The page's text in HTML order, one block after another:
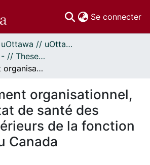
Se connecter
Thèses uOttawa // uOttawa Theses
- Thèses, 2011 - // Theses, 2011 -
Environnement organisationnel, stress et état de santé des cadres supérieurs de la fonction publique du Canada
organisationnel,
de santé des
de la fonction
Canada